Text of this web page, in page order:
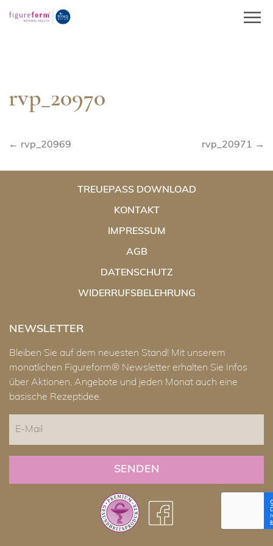
zum
rvp_20970
Beitragsnavigation
← rvp_20969 rvp_20971 →
TREUEPASS DOWNLOAD
KONTAKT
IMPRESSUM
AGB
DATENSCHUTZ
WIDERRUFSBELEHRUNG
NEWSLETTER
Bleiben Sie auf dem neuesten Stand! Mit unserem
monatlichen Figureform® Newsletter erhalten Sie Infos
über Aktionen, Angebote und jeden Monat auch eine
basische Rezeptidee.
Mail
CAPTCHA